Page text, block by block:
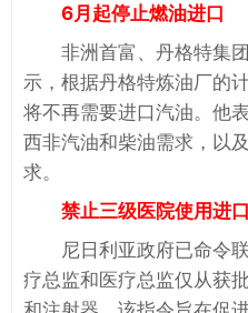
6月起停止燃油进口
非洲首富、丹格特集
示，根据丹格特炼油厂的
将不再需要进口汽油。他
西非汽油和柴油需求，以
求。
禁止三级医院使用进
尼日利亚政府已命令
疗总监和医疗总监仅从获